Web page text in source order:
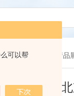
可以帮
的位置： 产品